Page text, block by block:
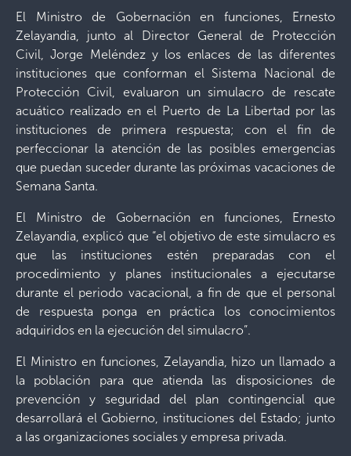
El Ministro de Gobernación en funciones, Ernesto
Zelayandia, junto al Director General de Protección
Civil, Jorge Meléndez y los enlaces de las diferentes
instituciones que conforman el Sistema Nacional de
Protección Civil, evaluaron un simulacro de rescate
acuático realizado en el Puerto de La Libertad por las
instituciones de primera respuesta; con el fin de
perfeccionar la atención de las posibles emergencias
que puedan suceder durante las próximas vacaciones de
Semana Santa.
El Ministro de Gobernación en funciones, Ernesto
Zelayandia, explicó que “el objetivo de este simulacro es
que las instituciones estén preparadas con el
procedimiento y planes institucionales a ejecutarse
durante el periodo vacacional, a fin de que el personal
de respuesta ponga en práctica los conocimientos
adquiridos en la ejecución del simulacro”.
El Ministro en funciones, Zelayandia, hizo un llamado a
la población para que atienda las disposiciones de
prevención y seguridad del plan contingencial que
desarrollará el Gobierno, instituciones del Estado; junto
a las organizaciones sociales y empresa privada.